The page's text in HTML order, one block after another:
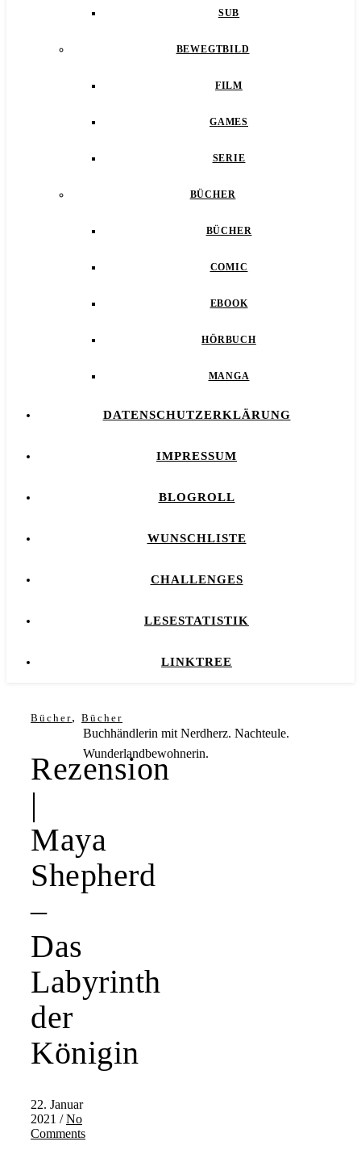
SUB
BEWEGTBILD
FILM
GAMES
SERIE
BÜCHER
BÜCHER
COMIC
EBOOK
HÖRBUCH
MANGA
DATENSCHUTZERKLÄRUNG
IMPRESSUM
BLOGROLL
WUNSCHLISTE
CHALLENGES
LESESTATISTIK
LINKTREE
Bücher, Bücher
Rezension
|
Maya
Shepherd
–
Das
Labyrinth
der
Königin
22. Januar
2021 / No
Comments
Buchhändlerin mit Nerdherz. Nachteule.
Wunderlandbewohnerin.